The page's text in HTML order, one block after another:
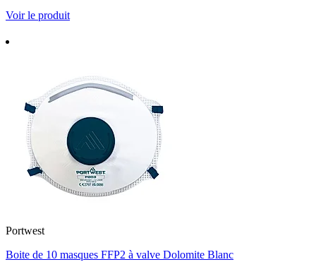
Voir le produit
Portwest
Boite de 10 masques FFP2 à valve Dolomite Blanc